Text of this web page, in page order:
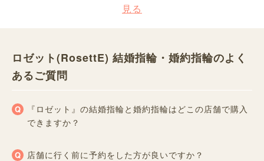
見る
ロゼット(RosettE) 結婚指輪・婚約指輪のよく
あるご質問
『ロゼット』の結婚指輪と婚約指輪はどこの店舗で購入
できますか？
店舗に行く前に予約をした方が良いですか？